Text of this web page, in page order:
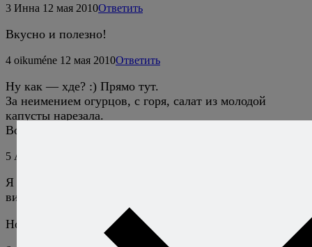
3 Инна 12 мая 2010Ответить
Вкусно и полезно!
4 oikuméne 12 мая 2010Ответить
Ну как — хде? :) Прямо тут.
За неимением огурцов, с горя, салат из молодой
капусты нарезала.
Вот как то так вот :roll:
5 Алексей Онегин
Я весь в запаре, так что не понял, что ты имеешь в
виду. :)
Но капуста тоже ничего, тем паче молодая!